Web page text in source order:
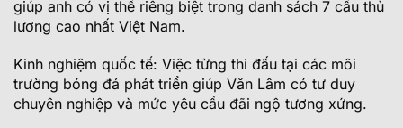
giúp anh có vị thế riêng biệt trong danh sách 7 cầu thủ
lương cao nhất Việt Nam.
Kinh nghiệm quốc tế: Việc từng thi đấu tại các môi
trường bóng đá phát triển giúp Văn Lâm có tư duy
chuyên nghiệp và mức yêu cầu đãi ngộ tương xứng.